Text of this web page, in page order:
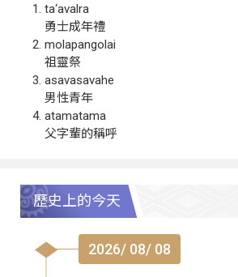
ta‘avalra
勇士成年禮
molapangolai
祖靈祭
asavasavahe
男性青年
atamatama
父字輩的稱呼
歷史上的今天
2026/ 08/ 08